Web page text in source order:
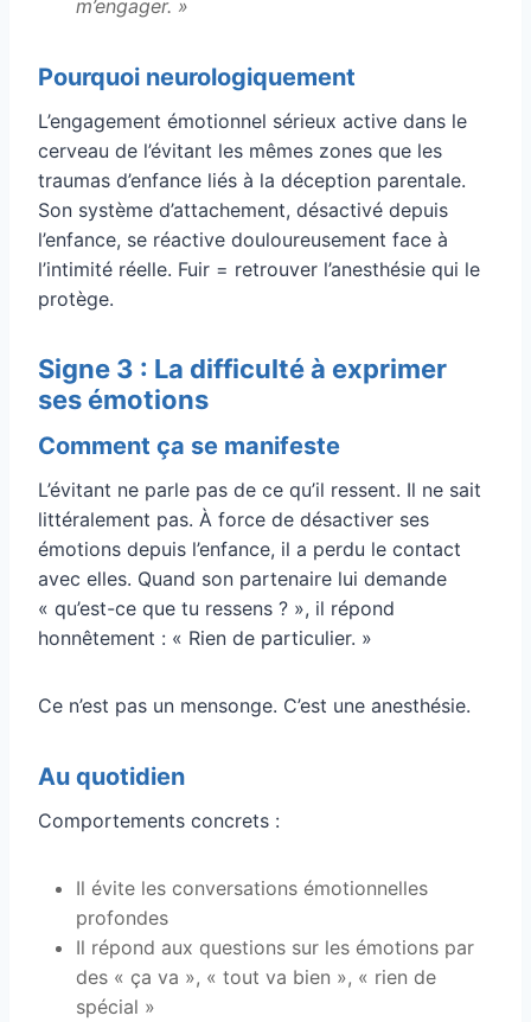
m’engager. »
Pourquoi neurologiquement
L’engagement émotionnel sérieux active dans le
cerveau de l’évitant les mêmes zones que les
traumas d’enfance liés à la déception parentale.
Son système d’attachement, désactivé depuis
l’enfance, se réactive douloureusement face à
l’intimité réelle. Fuir = retrouver l’anesthésie qui le
protège.
Signe 3 : La difficulté à exprimer
ses émotions
Comment ça se manifeste
L’évitant ne parle pas de ce qu’il ressent. Il ne sait
littéralement pas. À force de désactiver ses
émotions depuis l’enfance, il a perdu le contact
avec elles. Quand son partenaire lui demande
« qu’est-ce que tu ressens ? », il répond
honnêtement : « Rien de particulier. »
Ce n’est pas un mensonge. C’est une anesthésie.
Au quotidien
Comportements concrets :
Il évite les conversations émotionnelles
profondes
Il répond aux questions sur les émotions par
des « ça va », « tout va bien », « rien de
spécial »